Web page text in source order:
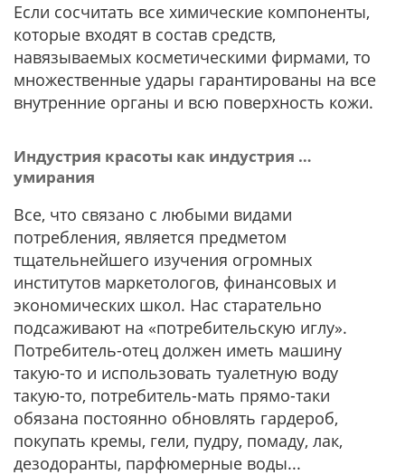
Если сосчитать все химические компоненты,
которые входят в состав средств,
навязываемых косметическими фирмами, то
множественные удары гарантированы на все
внутренние органы и всю поверхность кожи.
Индустрия красоты как индустрия …
умирания
Все, что связано с любыми видами
потребления, является предметом
тщательнейшего изучения огромных
институтов маркетологов, финансовых и
экономических школ. Нас старательно
подсаживают на «потребительскую иглу».
Потребитель-отец должен иметь машину
такую-то и использовать туалетную воду
такую-то, потребитель-мать прямо-таки
обязана постоянно обновлять гардероб,
покупать кремы, гели, пудру, помаду, лак,
дезодоранты, парфюмерные воды...